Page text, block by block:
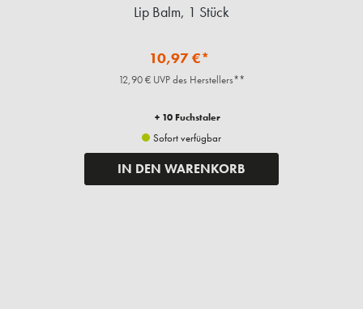
Lip Balm, 1 Stück
10,97 €*
12,90 € UVP des Herstellers**
+ 10 Fuchstaler
Sofort verfügbar
IN DEN WARENKORB